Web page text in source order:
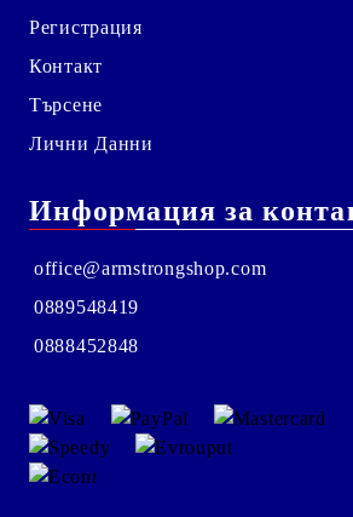
Регистрация
Контакт
Търсене
Лични Данни
Информация за
office@armstrongshop.com
0889548419
0888452848